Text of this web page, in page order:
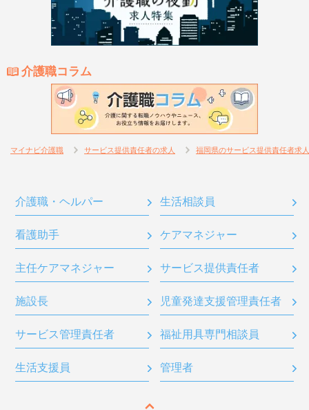
介護職コラム
マイナビ介護職 サービス提供責任者の求人 福岡県のサービス提供責任者求人
介護職・ヘルパー 生活相談員
看護助手 ケアマネジャー
主任ケアマネジャー サービス提供責任者
施設長 児童発達支援管理責任者
サービス管理責任者 福祉用具専門相談員
生活支援員 管理者